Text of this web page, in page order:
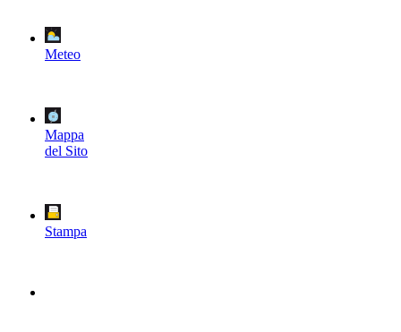
Meteo
Mappa
del Sito
Stampa